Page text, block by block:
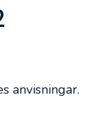
anvisningar.